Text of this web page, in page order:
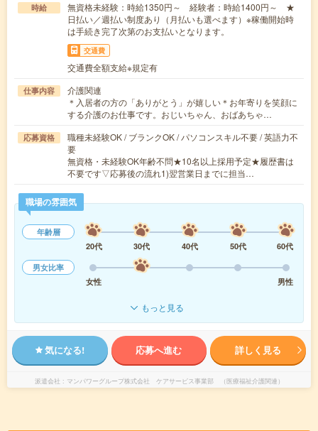
時給
無資格未経験：時給1350円～ 経験者：時給1400円～ ★
日払い／週払い制度あり（月払いも選べます）※稼働開始時
は手続き完了次第のお支払いとなります。
交通費
交通費全額支給※規定有
仕事内容
介護関連
＊入居者の方の「ありがとう」が嬉しい＊お年寄りを笑顔に
する介護のお仕事です。おじいちゃん、おばあちゃ…
応募資格
職種未経験OK / ブランクOK / パソコンスキル不要 / 英語力不
要
無資格・未経験OK年齢不問★10名以上採用予定★履歴書は
不要です▽応募後の流れ1)翌営業日までに担当…
職場の雰囲気
年齢層
20代
30代 40代 50代
60代
男女比率
女性
男性
もっと見る
気になる! 応募へ進む 詳しく見る
派遣会社 マンパワーグループ株式会社 ケアサービス事業部 （医療福祉介護関連）